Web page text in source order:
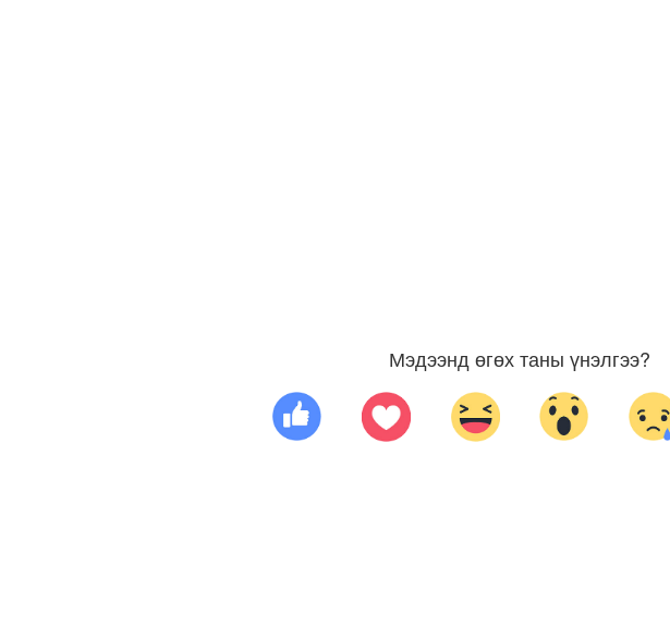
Мэдээнд өгөх таны үнэлгээ?